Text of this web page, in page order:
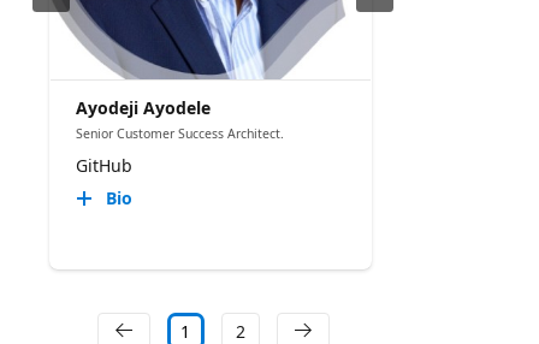
Ayodeji Ayodele
Senior Customer Success Architect.
GitHub
Bio
1 2